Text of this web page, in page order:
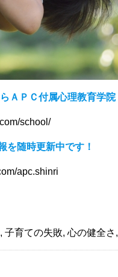
ＡＰＣ付属心理教育学院
school/
を随時更新中です！
apc.shinri
, 子育ての失敗, 心の健全さ ,